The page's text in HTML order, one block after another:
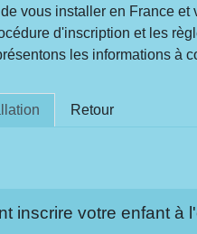
vous installer en France
d'inscription et les
les informations à
Retour
inscrire votre enfant à